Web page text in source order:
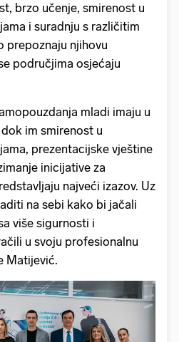
brzo učenje, smirenost u
i suradnju s različitim
prepoznaju njihovu
područjima osjećaju
mladi imaju u
im smirenost u
prezentacijske vještine
inicijative za
najveći izazov. Uz
na sebi kako bi jačali
više sigurnosti i
u svoju profesionalnu
Matijević.